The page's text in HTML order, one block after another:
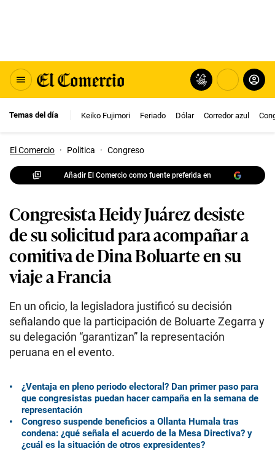
Temas del día Keiko Fujimori Feriado Dólar Corredor azul
El Comercio · Politica · Congreso
Añadir El Comercio como fuente preferida en
Congresista Heidy Juárez desiste
de su solicitud para acompañar a
comitiva de Dina Boluarte en su
viaje a Francia
En un oficio, la legisladora justificó su decisión
señalando que la participación de Boluarte Zegarra y
su delegación “garantizan” la representación
peruana en el evento.
¿Ventaja en pleno periodo electoral? Dan primer paso para
que congresistas puedan hacer campaña en la semana de
representación
Congreso suspende beneficios a Ollanta Humala tras
condena: ¿qué señala el acuerdo de la Mesa Directiva? y
¿cuál es la situación de otros expresidentes?